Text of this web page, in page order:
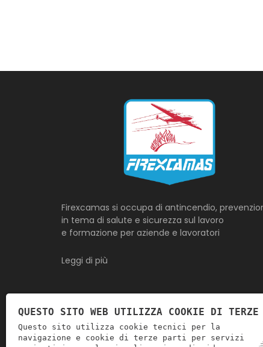
Firexcamas si occupa di antincendio,
in tema di salute e sicurezza sul lavoro
e formazione per aziende e lavoratori
Leggi di più
Collaboriamo con
QUESTO SITO WEB UTILIZZA COOKIE DI TERZE
Questo sito utilizza cookie tecnici per la
navigazione e cookie di terze parti per servizi